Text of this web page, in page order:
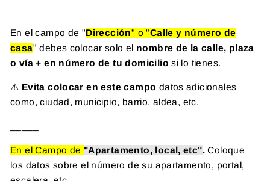
En el campo de "Dirección" o "Calle y número de
casa" debes colocar solo el nombre de la calle, plaza
o vía + en número de tu domicilio si lo tienes.
⚠️ Evita colocar en este campo datos adicionales
como, ciudad, municipio, barrio, aldea, etc.
En el Campo de "Apartamento, local, etc". Coloque
los datos sobre el número de su apartamento, portal,